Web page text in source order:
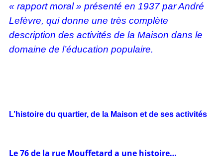
« rapport moral » présenté en 1937 par André
Lefèvre, qui donne une très complète
description des activités de la Maison dans le
domaine de l’éducation populaire.
L’histoire du quartier, de la Maison et de ses activités
Le 76 de la rue Mouffetard a une histoire…